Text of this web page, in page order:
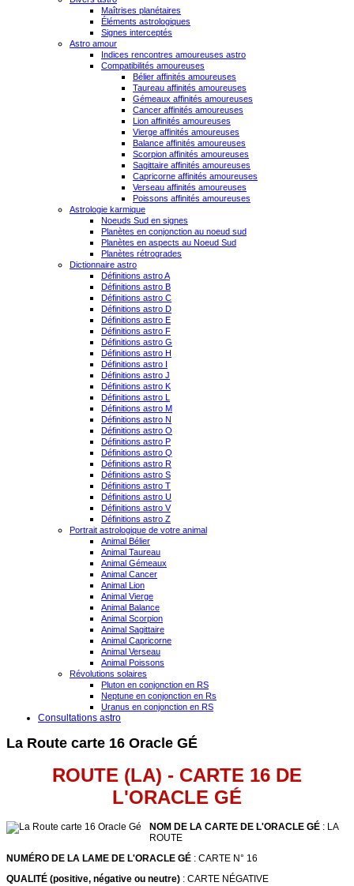
Maîtrises planétaires
Éléments astrologiques
Signes interceptés
Astro amour
Indices rencontres amoureuses astro
Compatibilités amoureuses
Bélier affinités amoureuses
Taureau affinités amoureuses
Gémeaux affinités amoureuses
Cancer affinités amoureuses
Lion affinités amoureuses
Vierge affinités amoureuses
Balance affinités amoureuses
Scorpion affinités amoureuses
Sagittaire affinités amoureuses
Capricorne affinités amoureuses
Verseau affinités amoureuses
Poissons affinités amoureuses
Astrologie karmique
Noeuds Sud en signes
Planètes en conjonction au noeud sud
Planètes en aspects au Noeud Sud
Planètes rétrogrades
Dictionnaire astro
Définitions astro A
Définitions astro B
Définitions astro C
Définitions astro D
Définitions astro E
Définitions astro F
Définitions astro G
Définitions astro H
Définitions astro I
Définitions astro J
Définitions astro K
Définitions astro L
Définitions astro M
Définitions astro N
Définitions astro O
Définitions astro P
Définitions astro Q
Définitions astro R
Définitions astro S
Définitions astro T
Définitions astro U
Définitions astro V
Définitions astro Z
Portrait astrologique de votre animal
Animal Bélier
Animal Taureau
Animal Gémeaux
Animal Cancer
Animal Lion
Animal Vierge
Animal Balance
Animal Scorpion
Animal Sagittaire
Animal Capricorne
Animal Verseau
Animal Poissons
Révolutions solaires
Pluton en conjonction en RS
Neptune en conjonction en Rs
Uranus en conjonction en RS
Consultations astro
La Route carte 16 Oracle GÉ
ROUTE (LA) - CARTE 16 DE
L'ORACLE GÉ
NOM DE LA CARTE DE L'ORACLE GÉ : LA
ROUTE
NUMÉRO DE LA LAME DE L'ORACLE GÉ : CARTE N° 16
QUALITÉ (positive, négative ou neutre) : CARTE NÉGATIVE